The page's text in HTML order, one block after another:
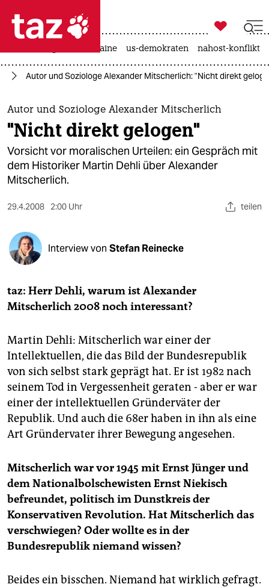
 taz zahl ich
taz zahl ich
themen
politik
öko
sport
nord
verlag
verlag
veranstaltungen
shop
unterstützen
abo
genossenschaft
epaper login

taz zahl ich
krieg in der ukraine us-demokraten nahost-konflikt
Autor und Soziologe Alexander Mitscherlich: "Nicht direkt
Autor und Soziologe Alexander Mitscherlich
"Nicht direkt gelogen"
Vorsicht vor moralischen Urteilen: ein Gespräch mit
dem Historiker Martin Dehli über Alexander
Mitscherlich.
29.4.2008 2:00 Uhr teilen
Interview von Stefan Reinecke
taz: Herr Dehli, warum ist Alexander
Mitscherlich 2008 noch interessant?
Martin Dehli: Mitscherlich war einer der
Intellektuellen, die das Bild der Bundesrepublik
von sich selbst stark geprägt hat. Er ist 1982 nach
seinem Tod in Vergessenheit geraten - aber er war
einer der intellektuellen Gründerväter der
Republik. Und auch die 68er haben in ihn als eine
Art Gründervater ihrer Bewegung angesehen.
Mitscherlich war vor 1945 mit Ernst Jünger und
dem Nationalbolschewisten Ernst Niekisch
befreundet, politisch im Dunstkreis der
Konservativen Revolution. Hat Mitscherlich das
verschwiegen? Oder wollte es in der
Bundesrepublik niemand wissen?
Beides ein bisschen. Niemand hat wirklich gefragt.